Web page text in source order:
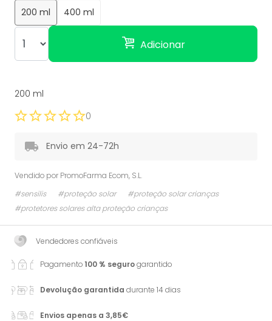
200 ml
400 ml
Adicionar
200 ml
0
Envio em 24-72h
Vendido por PromoFarma Ecom, S.L.
#sensilis
#proteção solar
#proteção solar crianças
#protetores solares alta proteção crianças
Vendedores confiáveis
Pagamento100 % segurogarantido
Devolução garantida durante 14 dias
Envios apenas a 3,85€